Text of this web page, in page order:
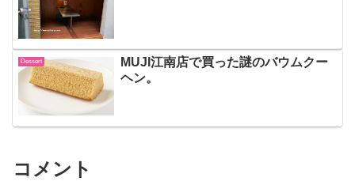
Dessert
MUJI江南店で買った謎のバウムクー
ヘン。
コメント